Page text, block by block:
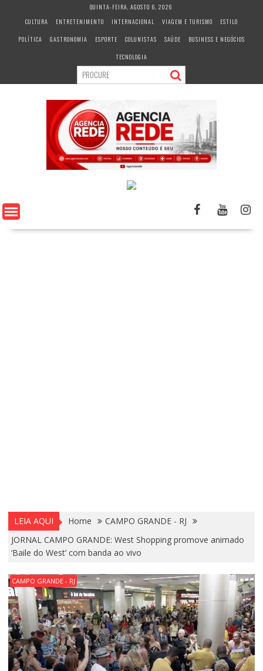
c
QUINTA-FEIRA, AGOSTO 6, 2026
CULTURA
ENTRETENIMENTO INTERNACIONAL VIAGEM E TURISMO
ESTILO
POLÍTICA
GASTRONOMIA ESPORTE COLUNISTAS SAÚDE
BUSINESS E NEGÓCIOS
TECNOLOGIA
LEIA AQUI Home
CAMPO GRANDE - RJ
JORNAL CAMPO GRANDE: West Shopping promove animado
‘Baile do West’ com banda ao vivo
CAMPO GRANDE - RJ